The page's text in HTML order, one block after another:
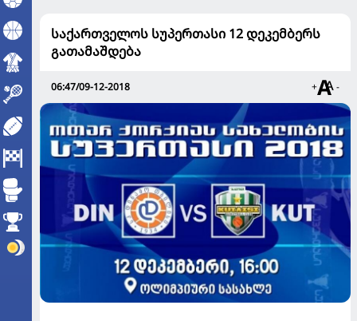
საქართველოს სუპერთასი 12 დეკემბერს
გათამაშდება
06:47/09-12-2018 + -